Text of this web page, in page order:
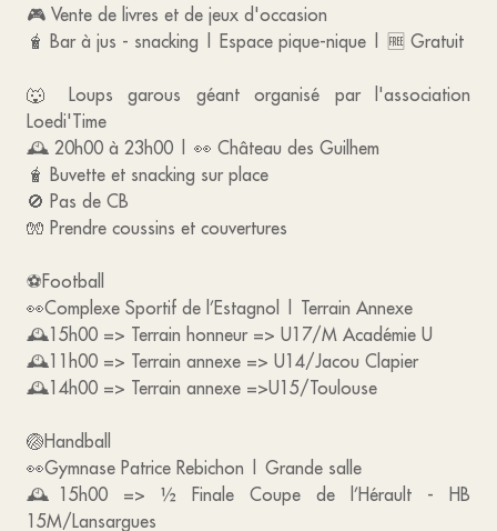
🎮 Vente de livres et de jeux d'occasion
🧋 Bar à jus - snacking | Espace pique-nique | 🆓 Gratuit
🐺 Loups garous géant organisé par l'association
Loedi'Time
🕰️ 20h00 à 23h00 | 👀 Château des Guilhem
🧋 Buvette et snacking sur place
🚫 Pas de CB
🧤 Prendre coussins et couvertures
⚽Football
👀Complexe Sportif de l’Estagnol | Terrain Annexe
🕰️15h00 => Terrain honneur => U17/M Académie U
🕰️11h00 => Terrain annexe => U14/Jacou Clapier
🕰️14h00 => Terrain annexe =>U15/Toulouse
🏐Handball
👀Gymnase Patrice Rebichon | Grande salle
🕰️15h00 => ½ Finale Coupe de l’Hérault - HB
15M/Lansargues